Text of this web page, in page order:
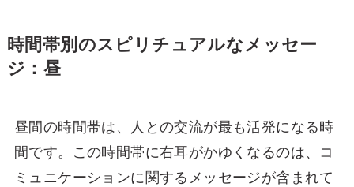
時間帯別のスピリチュアルなメッセー
ジ：昼
昼間の時間帯は、人との交流が最も活発になる時
間です。この時間帯に右耳がかゆくなるのは、コ
ミュニケーションに関するメッセージが含まれて